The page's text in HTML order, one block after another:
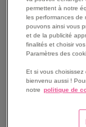
SKIP
BEGINNING
Les avantages
cadran contrasté
Avec fond noir,
Indication des
permettent à notre
les performances de
pouvons ainsi vous
et de la publicité
finalités et choisir
Paramètres des
Et si vous
bienvenu aussi !
notre politique de